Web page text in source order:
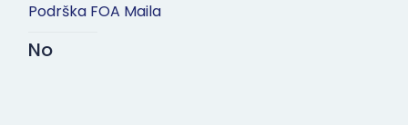
Podrška FOA Maila
No